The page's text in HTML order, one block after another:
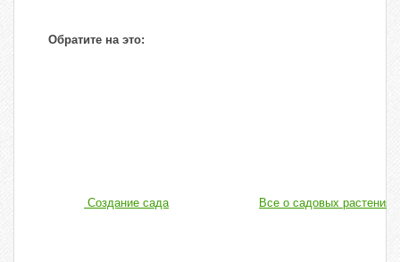
Обратите на это:
Создание сада Все о садовых растениях